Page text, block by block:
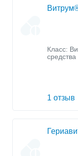
Класс:
1 отзыв